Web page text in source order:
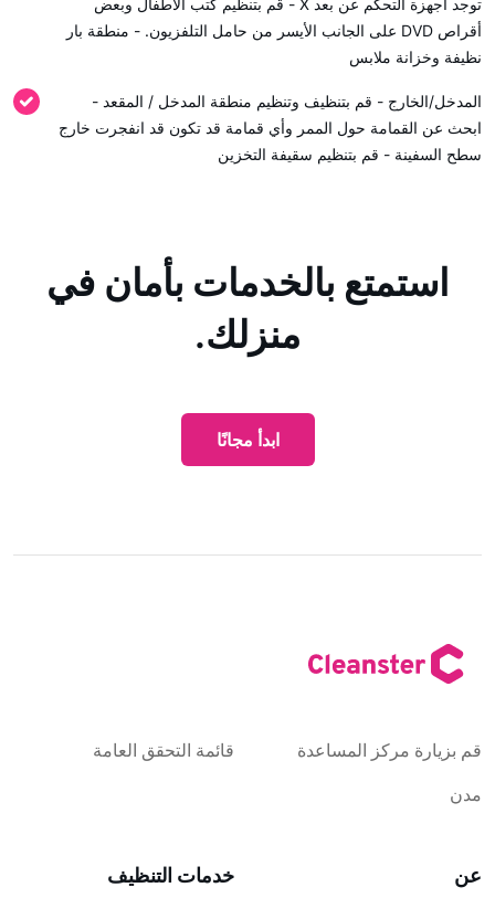
توجد أجهزة التحكم عن بعد X - قم بتنظيم كتب الأطفال وبعض
أقراص DVD على الجانب الأيسر من حامل التلفزيون. - منطقة بار
نظيفة وخزانة ملابس
المدخل/الخارج - قم بتنظيف وتنظيم منطقة المدخل / المقعد -
ابحث عن القمامة حول الممر وأي قمامة قد تكون قد انفجرت خارج
سطح السفينة - قم بتنظيم سقيفة التخزين
استمتع بالخدمات بأمان في
منزلك.
ابدأ مجانًا
قم بزيارة مركز المساعدة
قائمة التحقق العامة
مدن
عن خدمات التنظيف